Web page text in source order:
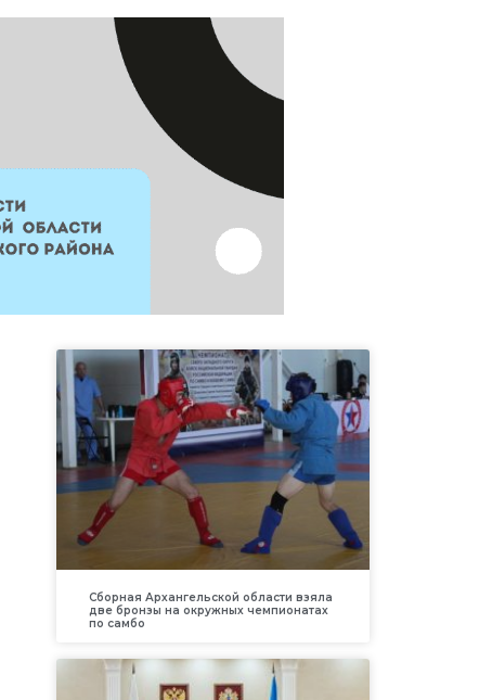
Сборная Архангельской области взяла
две бронзы на окружных чемпионатах
по самбо